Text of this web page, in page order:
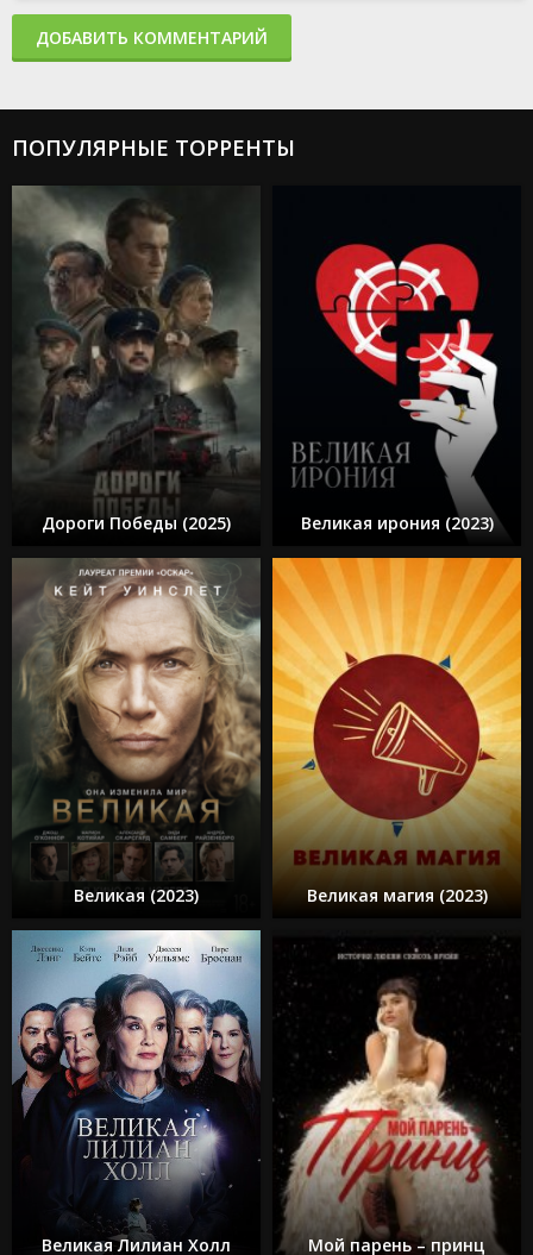
ДОБАВИТЬ КОММЕНТАРИЙ
ПОПУЛЯРНЫЕ ТОРРЕНТЫ
Дороги Победы (2025) Великая ирония (2023)
Великая (2023) Великая магия (2023)
Великая Лилиан Холл Мой парень – принц